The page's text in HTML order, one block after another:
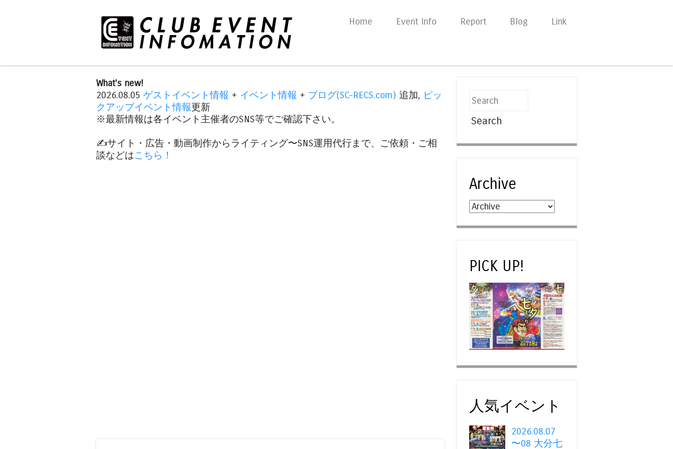
Skip to content
Home Event Info Report Blog Link
What's new!
2026.08.05 ゲストイベント情報 + イベント情報 + ブログ(SC-RECS.com) 追加, ピッ
クアップイベント情報更新
※最新情報は各イベント主催者のSNS等でご確認下さい。
✍️サイト・広告・動画制作からライティング〜SNS運用代行まで、ご依頼・ご相
談などはこちら！
Search
Archive
PICK UP!
人気イベント
2026.08.07
〜08 大分七